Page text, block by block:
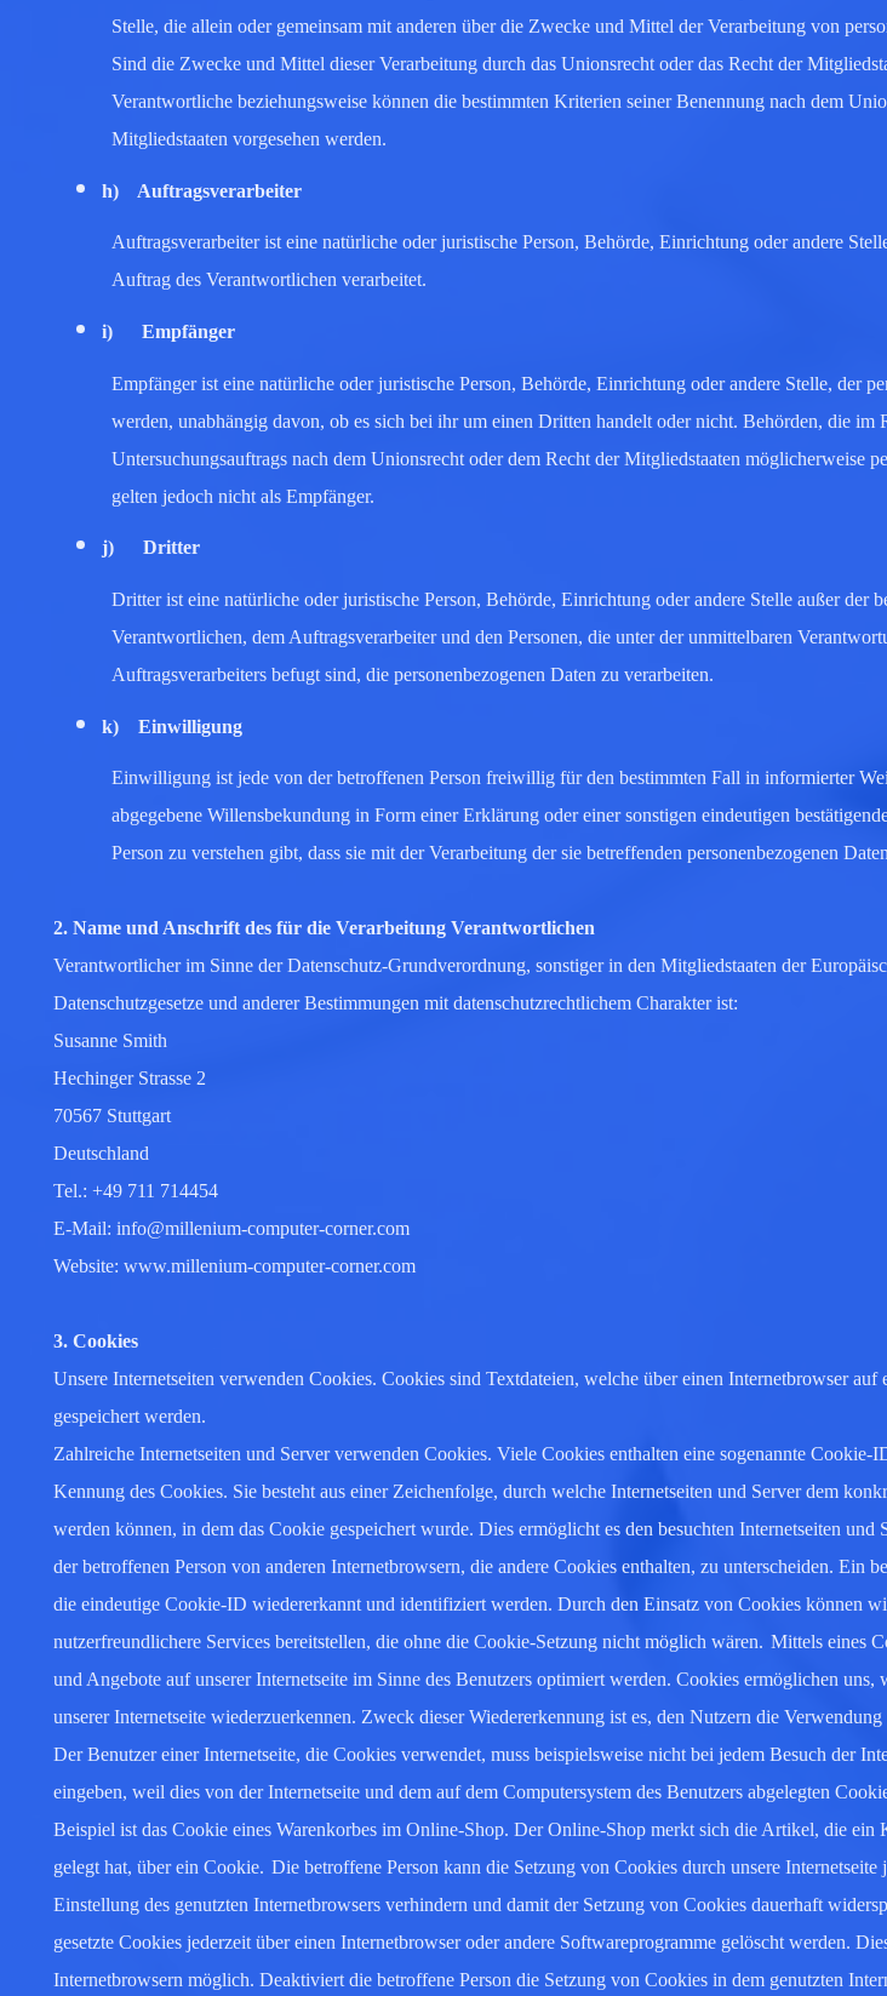
Stelle, die allein oder gemeinsam mit anderen über die Zwecke und Mittel der Verarbeitung von
Sind die Zwecke und Mittel dieser Verarbeitung durch das Unionsrecht oder das Recht der
Verantwortliche beziehungsweise können die bestimmten Kriterien seiner Benennung nach dem
Mitgliedstaaten vorgesehen werden.
h) Auftragsverarbeiter
Auftragsverarbeiter ist eine natürliche oder juristische Person, Behörde, Einrichtung oder andere
Auftrag des Verantwortlichen verarbeitet.
i) Empfänger
Empfänger ist eine natürliche oder juristische Person, Behörde, Einrichtung oder andere Stelle, der
werden, unabhängig davon, ob es sich bei ihr um einen Dritten handelt oder nicht. Behörden, die im
Untersuchungsauftrags nach dem Unionsrecht oder dem Recht der Mitgliedstaaten möglicherweise
gelten jedoch nicht als Empfänger.
j) Dritter
Dritter ist eine natürliche oder juristische Person, Behörde, Einrichtung oder andere Stelle außer der
Verantwortlichen, dem Auftragsverarbeiter und den Personen, die unter der unmittelbaren
Auftragsverarbeiters befugt sind, die personenbezogenen Daten zu verarbeiten.
k) Einwilligung
Einwilligung ist jede von der betroffenen Person freiwillig für den bestimmten Fall in informierter
abgegebene Willensbekundung in Form einer Erklärung oder einer sonstigen eindeutigen
Person zu verstehen gibt, dass sie mit der Verarbeitung der sie betreffenden personenbezogenen
2. Name und Anschrift des für die Verarbeitung Verantwortlichen
Verantwortlicher im Sinne der Datenschutz-Grundverordnung, sonstiger in den Mitgliedstaaten der
Datenschutzgesetze und anderer Bestimmungen mit datenschutzrechtlichem Charakter ist:
Susanne Smith
Hechinger Strasse 2
70567 Stuttgart
Deutschland
Tel.: +49 711 714454
E-Mail: info@millenium-computer-corner.com
Website: www.millenium-computer-corner.com
3. Cookies
Unsere Internetseiten verwenden Cookies. Cookies sind Textdateien, welche über einen Internetbrowser auf
gespeichert werden.
Zahlreiche Internetseiten und Server verwenden Cookies. Viele Cookies enthalten eine sogenannte
Kennung des Cookies. Sie besteht aus einer Zeichenfolge, durch welche Internetseiten und Server dem
werden können, in dem das Cookie gespeichert wurde. Dies ermöglicht es den besuchten Internetseiten
der betroffenen Person von anderen Internetbrowsern, die andere Cookies enthalten, zu unterscheiden. Ein
die eindeutige Cookie-ID wiedererkannt und identifiziert werden. Durch den Einsatz von Cookies können
nutzerfreundlichere Services bereitstellen, die ohne die Cookie-Setzung nicht möglich wären. Mittels eines
und Angebote auf unserer Internetseite im Sinne des Benutzers optimiert werden. Cookies ermöglichen uns,
unserer Internetseite wiederzuerkennen. Zweck dieser Wiedererkennung ist es, den Nutzern die
Der Benutzer einer Internetseite, die Cookies verwendet, muss beispielsweise nicht bei jedem Besuch der
eingeben, weil dies von der Internetseite und dem auf dem Computersystem des Benutzers abgelegten
Beispiel ist das Cookie eines Warenkorbes im Online-Shop. Der Online-Shop merkt sich die Artikel, die ein
gelegt hat, über ein Cookie. Die betroffene Person kann die Setzung von Cookies durch unsere Internetseite
Einstellung des genutzten Internetbrowsers verhindern und damit der Setzung von Cookies dauerhaft
gesetzte Cookies jederzeit über einen Internetbrowser oder andere Softwareprogramme gelöscht werden.
Internetbrowsern möglich. Deaktiviert die betroffene Person die Setzung von Cookies in dem genutzten